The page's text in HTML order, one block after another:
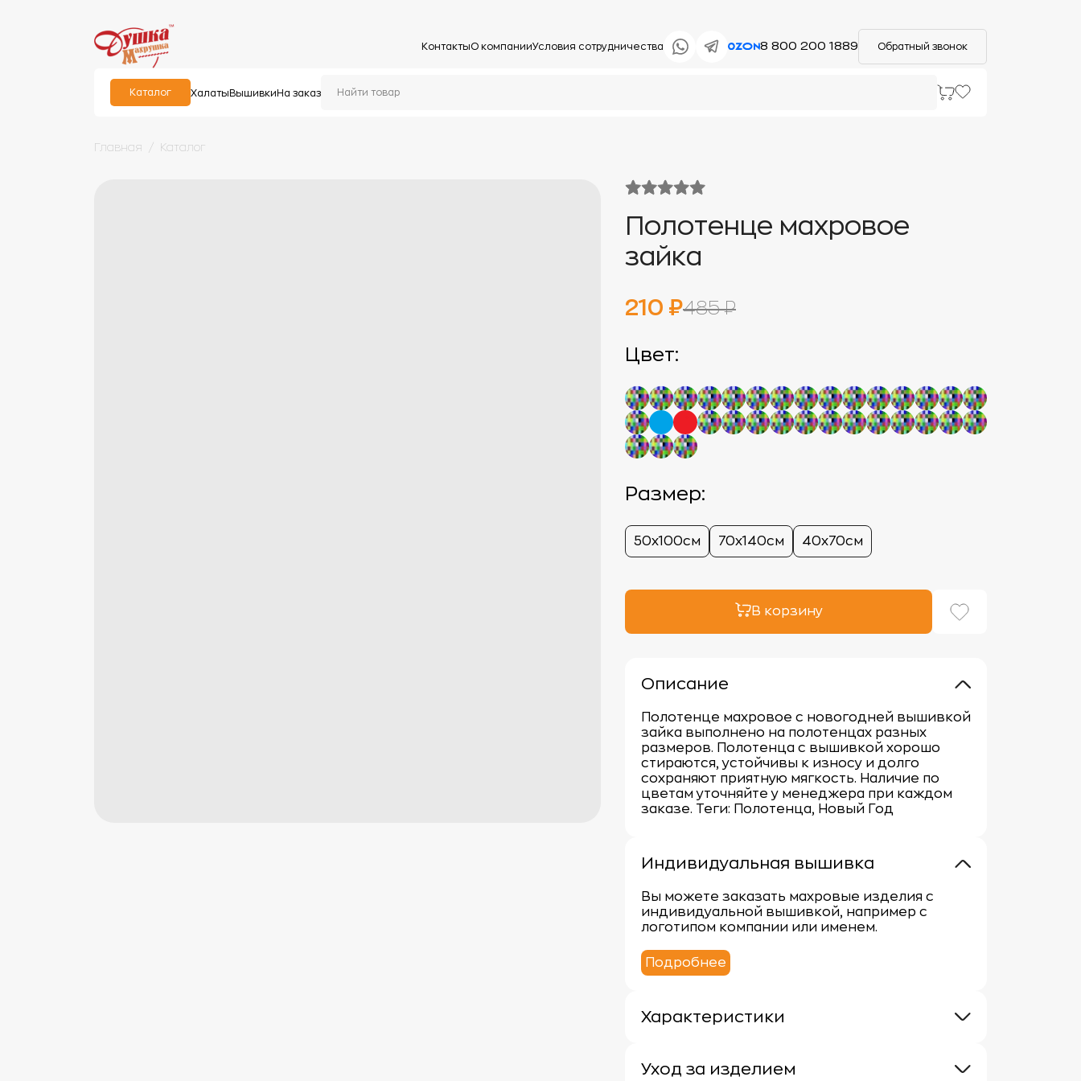
КонтактыО компанииУсловия сотрудничества 8 800 200 1889 Обратный звонок
Каталог Халаты Вышивки На заказ
Главная Каталог
Полотенце махровое
зайка
210 ₽485 ₽
Цвет:
Размер:
50х100см 70х140см 40х70см
В корзину
Описание
Полотенце махровое с новогодней вышивкой
зайка выполнено на полотенцах разных
размеров. Полотенца с вышивкой хорошо
стираются, устойчивы к износу и долго
сохраняют приятную мягкость. Наличие по
цветам уточняйте у менеджера при каждом
заказе. Теги: Полотенца, Новый Год
Индивидуальная вышивка
Вы можете заказать махровые изделия с
индивидуальной вышивкой, например с
логотипом компании или именем.
Подробнее
Характеристики
Материал: 100% хлопок
Уход за изделием